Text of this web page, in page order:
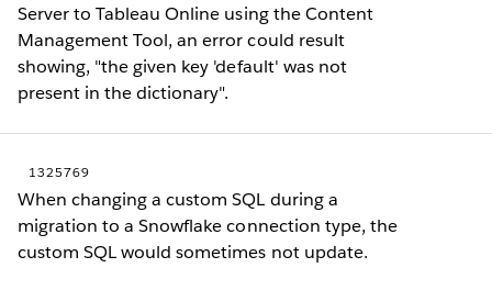
Server to Tableau Online using the Content
Management Tool, an error could result
showing, "the given key 'default' was not
present in the dictionary".
1325769
When changing a custom SQL during a
migration to a Snowflake connection type, the
custom SQL would sometimes not update.